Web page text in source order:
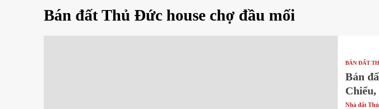
Bán đất Thủ Đức house chợ đầu mối
BÁN ĐẤT
Bán
Nhà đất